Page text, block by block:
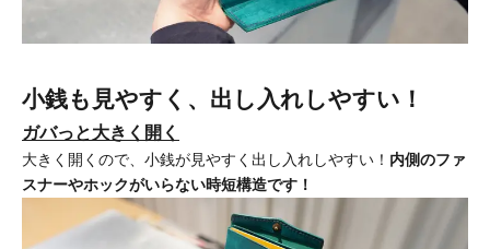
小銭も見やすく、出し入れしやすい！
ガバっと大きく開く
大きく開くので、小銭が見やすく出し入れしやすい！ 内側のファ
スナーやホックがいらない時短構造です！